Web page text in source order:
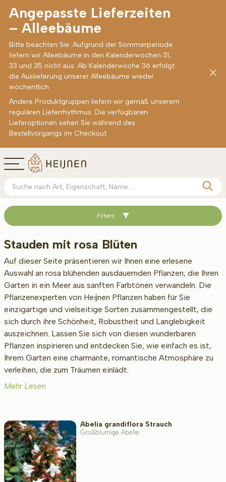
Angepasste Lieferzeiten
– Alleebäume
Bitte beachten Sie: Aufgrund der Sommerperiode
liefern wir Alleebäume in den Kalenderwochen 31,
33 und 35 nicht aus. Ab Kalenderwoche 36 erfolgt
die Auslieferung unserer Alleebäume wieder
wöchentlich.
Andere Produktgruppen liefern wir gemäß unserem
regulären Lieferrhythmus. Die verfügbaren
Lieferoptionen sehen Sie während des
Bestellvorgangs im Checkout.
Sortieren nach
Beschikbaar
Wurzel-Typ
Höhe bei Lieferung (cm)
Art/Geschlecht
Standort
Filters
Stauden mit rosa Blüten
Auf dieser Seite präsentieren wir Ihnen eine erlesene
Auswahl an rosa blühenden ausdauernden Pflanzen, die Ihren
Garten in ein Meer aus sanften Farbtönen verwandeln. Die
Pflanzenexperten von Heijnen Pflanzen haben für Sie
einzigartige und vielseitige Sorten zusammengestellt, die
sich durch ihre Schönheit, Robustheit und Langlebigkeit
auszeichnen. Lassen Sie sich von diesen wunderbaren
Pflanzen inspirieren und entdecken Sie, wie einfach es ist,
Ihrem Garten eine charmante, romantische Atmosphäre zu
verleihen, die zum Träumen einlädt.
Mehr Lesen
Abelia grandiflora Strauch
Großblumige Abelie